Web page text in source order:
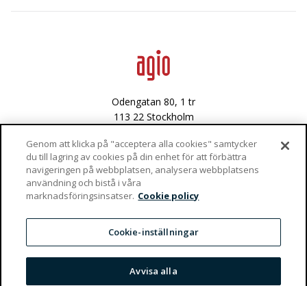
Data & integritet
Odengatan 80, 1 tr
113 22 Stockholm
Västra Varvsgatan 3
972 36 Luleå
Vaktgatan 4
981 47 Kiruna
Privacy Policy
Genom att klicka på "acceptera alla cookies" samtycker
du till lagring av cookies på din enhet för att förbättra
navigeringen på webbplatsen, analysera webbplatsens
användning och bistå i våra
marknadsföringsinsatser. Cookie policy
Cookie-inställningar
Avvisa alla